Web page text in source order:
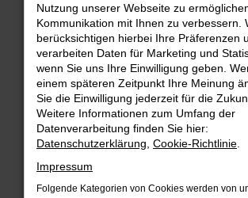
Fehler: Network Error
Beim Laden ist ein Fehler aufgetreten.
Hier sind ein paar Tipps, die dir helfen
Überprüfe deine Firewall und
Internetverbindung.
Laden andere Webseiten, zum
Suchmaschine?
Prüfe deine
Nutzung unserer Webseite zu
Kommunikation mit Ihnen zu verbessern.
berücksichtigen hierbei Ihre Präferenzen
verarbeiten Daten für Marketing und
wenn Sie uns Ihre Einwilligung geben.
einem späteren Zeitpunkt Ihre Meinung
Sie die Einwilligung jederzeit für die
Weitere Informationen zum Umfang der
Datenverarbeitung finden Sie hier:
Datenschutzerklärung Cookie-Richtlinie
Impressum
Folgende Kategorien von Cookies werden von